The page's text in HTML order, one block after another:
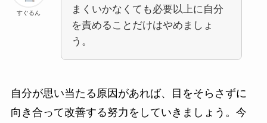
すぐるん
まくいかなくても必要以上に自分
を責めることだけはやめましょ
う。
自分が思い当たる原因があれば、目をそらさずに
向き合って改善する努力をしていきましょう。今